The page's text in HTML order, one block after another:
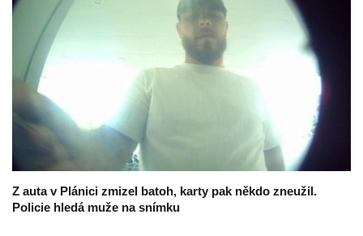
Z auta v Plánici zmizel batoh, karty pak někdo zneužil.
Policie hledá muže na snímku